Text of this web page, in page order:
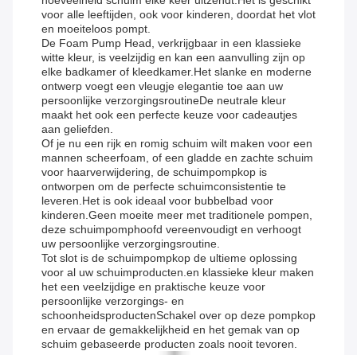
voor alle leeftijden, ook voor kinderen, doordat het vlot
en moeiteloos pompt.
De Foam Pump Head, verkrijgbaar in een klassieke
witte kleur, is veelzijdig en kan een aanvulling zijn op
elke badkamer of kleedkamer.Het slanke en moderne
ontwerp voegt een vleugje elegantie toe aan uw
persoonlijke verzorgingsroutineDe neutrale kleur
maakt het ook een perfecte keuze voor cadeautjes
aan geliefden.
Of je nu een rijk en romig schuim wilt maken voor een
mannen scheerfoam, of een gladde en zachte schuim
voor haarverwijdering, de schuimpompkop is
ontworpen om de perfecte schuimconsistentie te
leveren.Het is ook ideaal voor bubbelbad voor
kinderen.Geen moeite meer met traditionele pompen,
deze schuimpomphoofd vereenvoudigt en verhoogt
uw persoonlijke verzorgingsroutine.
Tot slot is de schuimpompkop de ultieme oplossing
voor al uw schuimproducten.en klassieke kleur maken
het een veelzijdige en praktische keuze voor
persoonlijke verzorgings- en
schoonheidsproductenSchakel over op deze pompkop
en ervaar de gemakkelijkheid en het gemak van op
schuim gebaseerde producten zoals nooit tevoren.